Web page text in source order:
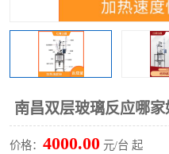
南昌双层玻璃反应哪
价格： 4000.00 元/台 起